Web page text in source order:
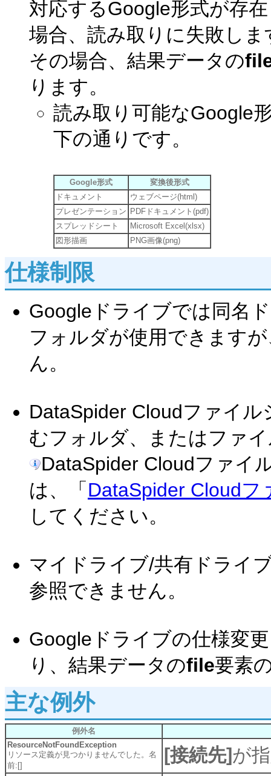
対応するGoogle形式が存
場合、読み取りに失敗しま
その場合、結果データの
ります。
読み取り可能なGoogle
下の通りです。
Google形式
変換後形式
ドキュメント
ウェブページ(html)
プレゼンテーション PDFドキュメント(pdf)
スプレッドシート
Microsoft Excel(xlsx)
図形描画
PNG画像(png)
仕様制限
Googleドライブでは同名
フォルダが使用できます
ん。
DataSpider Cloudファイ
むフォルダ、またはファ
DataSpider Cloudファイ
は、「 DataSpider Cloud
してください。
マイドライブ/共有ドライ
参照できません。
Googleドライブの仕様変
り、結果データのfile要素
主な例外
例外名
ResourceNotFoundException
リソース定義が見つかりませんでした。名
前:[]
[接続先]が